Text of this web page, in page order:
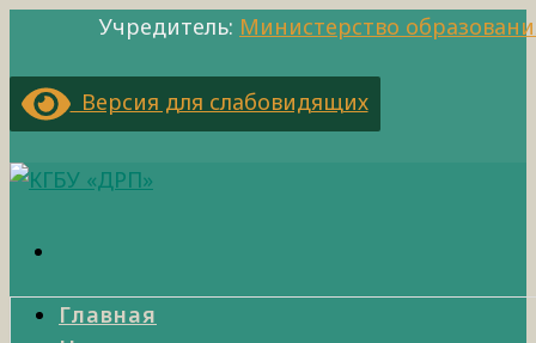
Учредитель: Министерство
Версия для слабовидящих
Главная